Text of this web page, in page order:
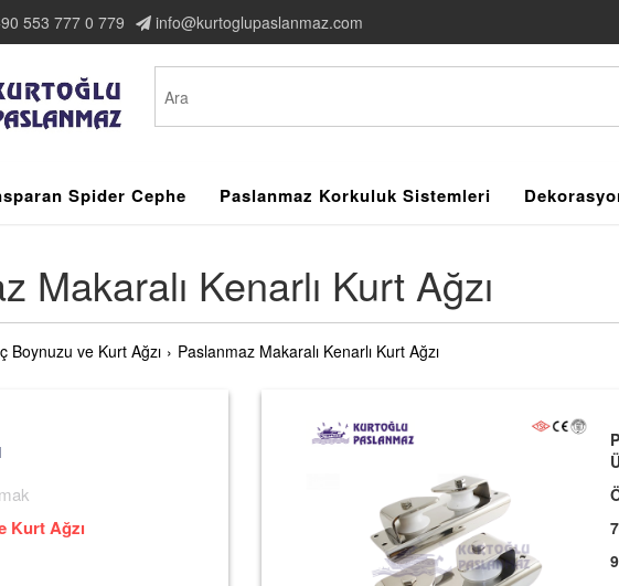
553 777 0 779 info@kurtoglupaslanmaz.com
Spider Cephe Paslanmaz Korkuluk Sistemleri
Makaralı Kenarlı Kurt Ağzı
Boynuzu ve Kurt Ağzı Paslanmaz Makaralı Kenarlı Kurt Ağzı
Kurt Ağzı